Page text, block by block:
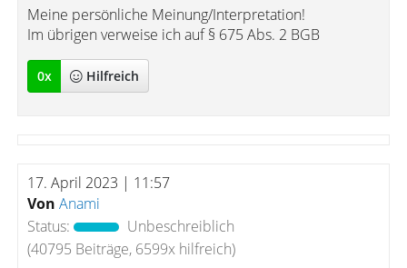
Meine persönliche Meinung/Interpretation!
Im übrigen verweise ich auf § 675 Abs. 2 BGB
0x Hilfreich
17. April 2023 | 11:57
Von Anami
Status:
Unbeschreiblich
(40795 Beiträge, 6599x hilfreich)